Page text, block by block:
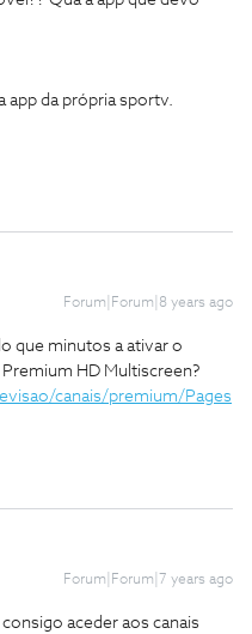
app da própria sportv.
Forum|Forum|8 years ago
que minutos a ativar o
HD Multiscreen?
canais/premium/Pages
Forum|Forum|7 years ago
aceder aos canais